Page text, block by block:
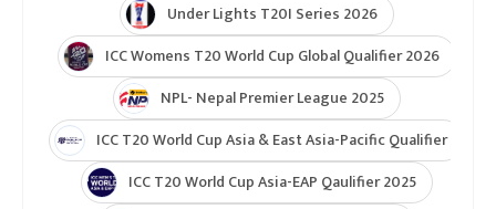
Under Lights T20I Series 2026
ICC Womens T20 World Cup Global Qualifier 2026
NPL- Nepal Premier League 2025
ICC T20 World Cup Asia & East Asia-Pacific Qualifier
ICC T20 World Cup Asia-EAP Qaulifier 2025